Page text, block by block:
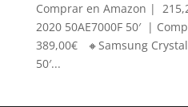
Comprar en Amazon |
2020 50AE7000F 50′ |
389,00€ 🔸Samsung
50′...